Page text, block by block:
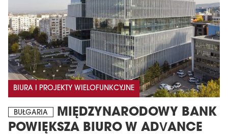
BIURA I PROJEKTY WIELOFUNKCYJNE
BUŁGARIA
MIĘDZYNARODOWY BANK
POWIĘKSZA BIURO W ADVANCE